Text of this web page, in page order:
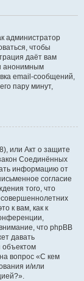
администратор
чтобы
даёт вам
анонимным
email-сообщений,
пару минут,
или Акт о защите
Соединённых
информацию от
согласие
того, что
к вам, как к
что phpBB
давать
объектом
вопрос «С кем
и/или